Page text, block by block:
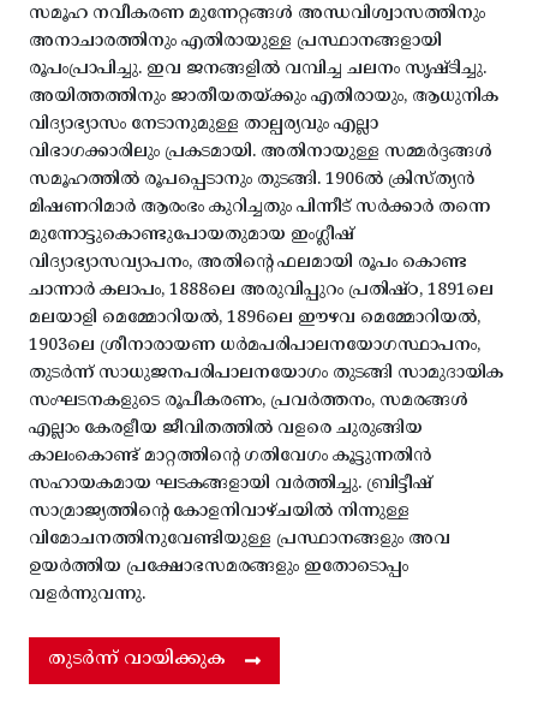
സമൂഹ നവീകരണ മുന്നേറ്റങ്ങൾ അന്ധവിശ്വാസത്തിനും
അനാചാരത്തിനും എതിരായുള്ള പ്രസ്ഥാനങ്ങളായി
രൂപംപ്രാപിച്ചു. ഇവ ജനങ്ങളിൽ വമ്പിച്ച ചലനം സൃഷ്ടിച്ചു.
അയിത്തത്തിനും ജാതീയതയ്ക്കും എതിരായും, ആധുനിക
വിദ്യാഭ്യാസം നേടാനുമുള്ള താല്പര്യവും എല്ലാ
വിഭാഗക്കാരിലും പ്രകടമായി. അതിനായുള്ള സമ്മർദ്ദങ്ങൾ
സമൂഹത്തിൽ രൂപപ്പെടാനും തുടങ്ങി. 1906ൽ ക്രിസ്ത്യൻ
മിഷണറിമാർ ആരംഭം കുറിച്ചതും പിന്നീട് സർക്കാർ തന്നെ
മുന്നോട്ടുകൊണ്ടുപോയതുമായ ഇംഗ്ലീഷ്
വിദ്യാഭ്യാസവ്യാപനം, അതിന്റെ ഫലമായി രൂപം കൊണ്ട
ചാന്നാർ കലാപം, 1888ലെ അരുവിപ്പുറം പ്രതിഷ്ഠ, 1891ലെ
മലയാളി മെമ്മോറിയൽ, 1896ലെ ഈഴവ മെമ്മോറിയൽ,
1903ലെ ശ്രീനാരായണ ധർമപരിപാലനയോഗസ്ഥാപനം,
തുടർന്ന് സാധുജനപരിപാലനയോഗം തുടങ്ങി സാമുദായിക
സംഘടനകളുടെ രൂപീകരണം, പ്രവർത്തനം, സമരങ്ങൾ
എല്ലാം കേരളീയ ജീവിതത്തിൽ വളരെ ചുരുങ്ങിയ
കാലംകൊണ്ട് മാറ്റത്തിന്റെ ഗതിവേഗം കൂട്ടുന്നതിൻ
സഹായകമായ ഘടകങ്ങളായി വർത്തിച്ചു. ബ്രിട്ടീഷ്
സാമ്രാജ്യത്തിന്റെ കോളനിവാഴ്ചയിൽ നിന്നുള്ള
വിമോചനത്തിനുവേണ്ടിയുള്ള പ്രസ്ഥാനങ്ങളും അവ
ഉയർത്തിയ പ്രക്ഷോഭസമരങ്ങളും ഇതോടൊപ്പം
വളർന്നുവന്നു.
തുടർന്ന് വായിക്കുക